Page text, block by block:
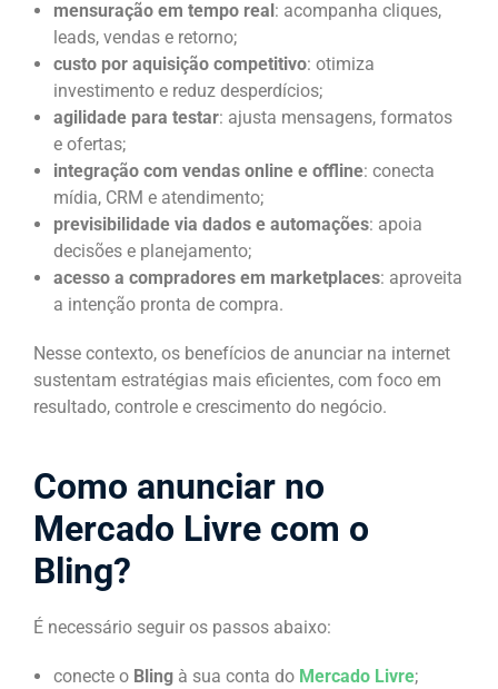
mensuração em tempo real: acompanha cliques,
leads, vendas e retorno;
custo por aquisição competitivo: otimiza
investimento e reduz desperdícios;
agilidade para testar: ajusta mensagens, formatos
e ofertas;
integração com vendas online e offline: conecta
mídia, CRM e atendimento;
previsibilidade via dados e automações: apoia
decisões e planejamento;
acesso a compradores em marketplaces: aproveita
a intenção pronta de compra.
Nesse contexto, os benefícios de anunciar na internet
sustentam estratégias mais eficientes, com foco em
resultado, controle e crescimento do negócio.
Como anunciar no
Mercado Livre com o
Bling?
É necessário seguir os passos abaixo:
conecte o Bling à sua conta do Mercado Livre;